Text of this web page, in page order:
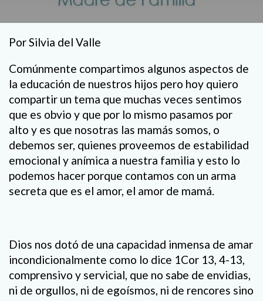
Por Silvia del Valle
Comúnmente compartimos algunos aspectos de
la educación de nuestros hijos pero hoy quiero
compartir un tema que muchas veces sentimos
que es obvio y que por lo mismo pasamos por
alto y es que nosotras las mamás somos, o
debemos ser, quienes proveemos de estabilidad
emocional y anímica a nuestra familia y esto lo
podemos hacer porque contamos con un arma
secreta que es el amor, el amor de mamá.
Dios nos dotó de una capacidad inmensa de amar
incondicionalmente como lo dice 1Cor 13, 4-13,
comprensivo y servicial, que no sabe de envidias,
ni de orgullos, ni de egoísmos, ni de rencores sino